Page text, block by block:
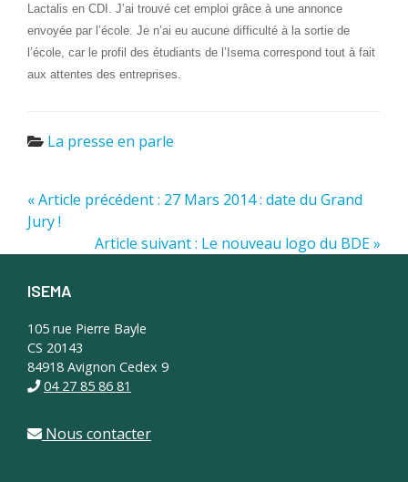
Lactalis en CDI. J’ai trouvé cet emploi grâce à une annonce
envoyée par l’école. Je n’ai eu aucune difficulté à la sortie de
l’école, car le profil des étudiants de l’Isema correspond tout à fait
aux attentes des entreprises.
La presse en parle
« Article précédent : 27 Mars 2014 : date du Grand
Jury !
Article suivant : Le nouveau logo du BDE »
Footer
ISEMA
105 rue Pierre Bayle
CS 20143
84918 Avignon Cedex 9
04 27 85 86 81
Nous contacter